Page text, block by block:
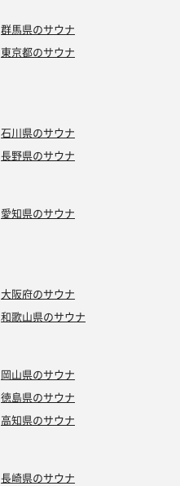
群馬県のサウナ
東京都のサウナ
石川県のサウナ
長野県のサウナ
愛知県のサウナ
大阪府のサウナ
和歌山県のサウナ
岡山県のサウナ
徳島県のサウナ
高知県のサウナ
長崎県のサウナ